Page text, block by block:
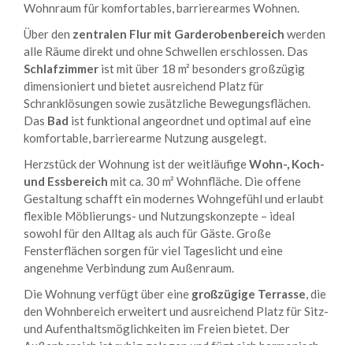
Wohnraum für komfortables, barrierearmes Wohnen.
Über den zentralen Flur mit Garderobenbereich werden
alle Räume direkt und ohne Schwellen erschlossen. Das
Schlafzimmer ist mit über 18 m² besonders großzügig
dimensioniert und bietet ausreichend Platz für
Schranklösungen sowie zusätzliche Bewegungsflächen.
Das Bad ist funktional angeordnet und optimal auf eine
komfortable, barrierearme Nutzung ausgelegt.
Herzstück der Wohnung ist der weitläufigeWohn-, Koch-
und Essbereich mit ca. 30 m² Wohnfläche. Die offene
Gestaltung schafft ein modernes Wohngefühl und erlaubt
flexible Möblierungs- und Nutzungskonzepte – ideal
sowohl für den Alltag als auch für Gäste. Große
Fensterflächen sorgen für viel Tageslicht und eine
angenehme Verbindung zum Außenraum.
Die Wohnung verfügt über eine großzügige Terrasse, die
den Wohnbereich erweitert und ausreichend Platz für Sitz-
und Aufenthaltsmöglichkeiten im Freien bietet. Der